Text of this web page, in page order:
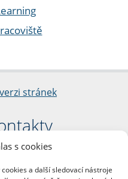
s cookies
a další sledovací nástroje
stránek
fakulta
1/2